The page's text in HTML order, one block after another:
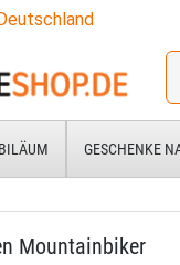
Ich
GESCHENKE
Mountainbiker